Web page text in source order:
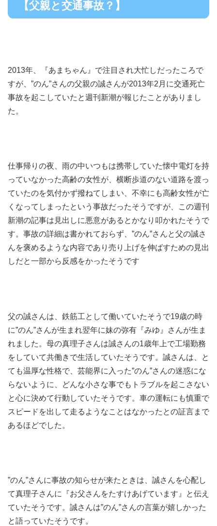
【父親と交通事故？】
2013年、『あまちゃん』で注目され大忙しだったころで
すが、”のん”さんの父親の誠さんが2013年2月に交通死亡
事故を起こしていたと週刊新潮が報じたことがありまし
た。
仕事帰りの夜、雨の中いつもは携帯していた懐中電灯を持
っていなかった高齢の女性が、横断歩道のない道路を渡っ
ていたのを気付かず撥ねてしまい、不幸にも高齢女性が亡
くなってしまったという事故だったそうですが、この週刊
新潮の記事は見出しに悪意があるとかなり叩かれたそうで
す。事故の詳細は書かれておらず、”のん”さんと父の誠さ
んを褒めるような内容であり売り上げを伸ばすための見出
しだと一部から反感をかったそうです
父の誠さんは、鉄筋工として働いていたそうで19歳の時
に”のん”さんが生まれ翌年に妹の弥有『みゆ』さんが生ま
れました。母の真理子さんは誠さんの1歳年上で工場勤務
をしていて共働きで生活していたそうです。誠さんは、と
ても温厚な性格で、芸能界に入った”のん”さんの迷惑にな
らないように、どんな小さな事でもトラブルを起こさない
と心に決めて行動していたそうです。車の運転にも慎重で
スピードを出して走るようなことはなかったとの証言まで
あるほどでした。
”のん”さんに事故の知らせが来たときは、誠さんを心配し
て真理子さんに『お父さんをたすけあげています』と伝え
ていたそうです。誠さんは”のん”さんの言葉が嬉しかった
と語っていたそうです。